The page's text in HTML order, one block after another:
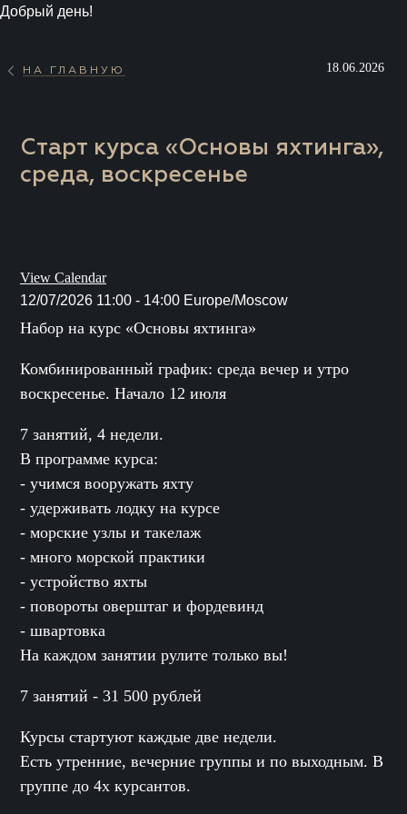
Добрый день!
НА ГЛАВНУЮ 18.06.2026
Старт курса «Основы яхтинга»,
среда, воскресенье
View Calendar
12/07/2026 11:00 - 14:00 Europe/Moscow
Набор на курс «Основы яхтинга»
Комбинированный график: среда вечер и утро
воскресенье. Начало 12 июля
7 занятий, 4 недели.
В программе курса:
- учимся вооружать яхту
- удерживать лодку на курсе
- морские узлы и такелаж
- много морской практики
- устройство яхты
- повороты оверштаг и фордевинд
- швартовка
На каждом занятии рулите только вы!
7 занятий - 31 500 рублей
Курсы стартуют каждые две недели.
Есть утренние, вечерние группы и по выходным. В
группе до 4х курсантов.